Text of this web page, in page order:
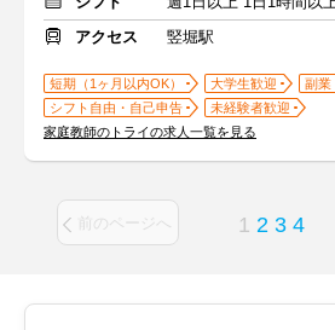
アクセス
竪堀駅
短期（1ヶ月以内OK） 大学生歓迎
副業
シフト自由・自己申告
未経験者歓迎
家庭教師のトライの求人一覧を見る
前のページへ 1 2 3 4